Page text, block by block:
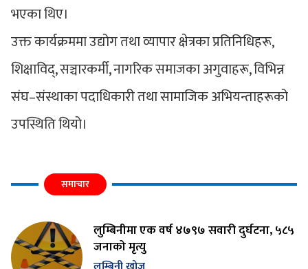
भएका थिए।
उक्त कार्यक्रममा उद्योग तथा व्यापार क्षेत्रका प्रतिनिधिहरू,
शिक्षाविद्, सञ्चारकर्मी, नागरिक समाजका अगुवाहरू, विभिन्न
संघ–संस्थाका पदाधिकारी तथा सामाजिक अभियन्ताहरूको
उपस्थिति थियो।
समाचार
लुम्बिनीमा एक वर्ष ४७९७ सवारी दुर्घटना, ५८५
जनाको मृत्यु